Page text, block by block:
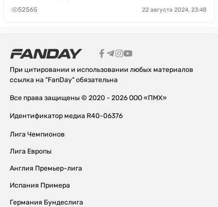
52565 22 августа 2024, 23:48
При цитировании и использовании любых материалов
ссылка на "FanDay" обязательна
Все права защищены © 2020 - 2026 ООО «ПМХ»
Идентификатор медиа R40-06376
Лига Чемпионов
Лига Европы
Англия Премьер-лига
Испания Примера
Германия Бундеслига